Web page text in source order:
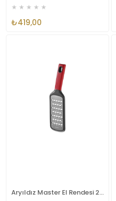
★ ★ ★ ★ ★
₺419,00
Aryıldız Master El Rendesi 27x7 cm AR250167